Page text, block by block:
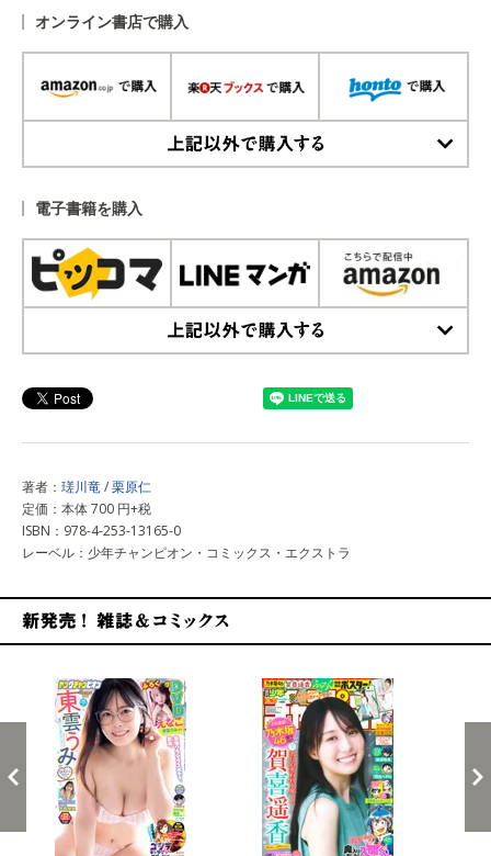
オンライン書店で購入
電子書籍を購入
著者： 瑳川竜/栗原仁
定価：本体 700 円+税
ISBN：978-4-253-13165-0
レーベル：少年チャンピオン・コミックス・エクストラ